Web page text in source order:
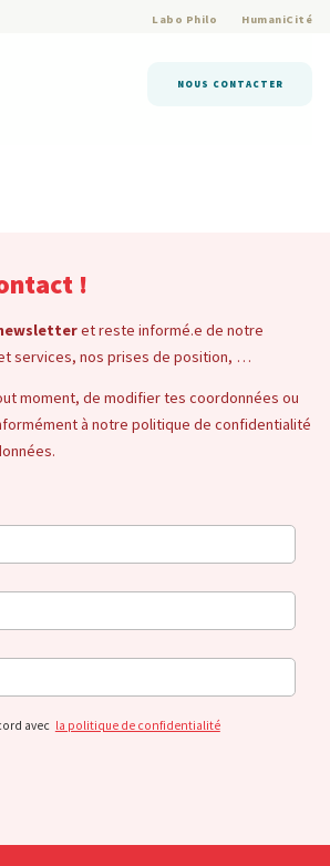
Labo Philo HumaniCité
NOUS CONTACTER
!
et reste informé.e de notre
services, nos prises de position, …
moment, de modifier tes coordonnées ou
à notre politique de confidentialité
avec la politique de confidentialité